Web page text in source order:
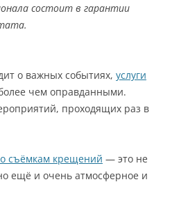
состоит в гарантии
о важных событиях, услуги
чем оправданными.
проходящих раз в
съёмкам крещений — это не
ещё и очень атмосферное и